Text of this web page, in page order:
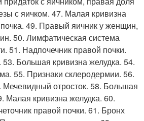
с яичком. 47. Малая кривизна
49. Правый яичник у женщин,
50. Лимфатическая система
51. Надпочечник правой почки.
Большая кривизна желудка. 54.
55. Признаки склеродермии. 56.
Мечевидный отросток. 58. Большая
Малая кривизна желудка. 60.
правой почки. 61. Бронх